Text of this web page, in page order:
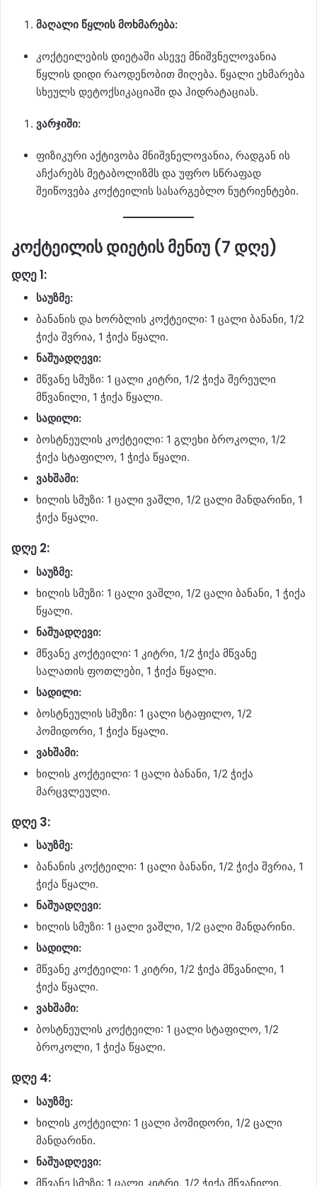
მაღალი წყლის მოხმარება:
კოქტეილების დიეტაში ასევე მნიშვნელოვანია
წყლის დიდი რაოდენობით მიღება. წყალი ეხმარება
სხეულს დეტოქსიკაციაში და ჰიდრატაციას.
ვარჯიში:
ფიზიკური აქტივობა მნიშვნელოვანია, რადგან ის
აჩქარებს მეტაბოლიზმს და უფრო სწრაფად
შეიწოვება კოქტეილის სასარგებლო ნუტრიენტები.
კოქტეილის დიეტის მენიუ (7 დღე)
დღე 1:
საუზმე:
ბანანის და ხორბლის კოქტეილი: 1 ცალი ბანანი, 1/2
ჭიქა შვრია, 1 ჭიქა წყალი.
ნაშუადღევი:
მწვანე სმუზი: 1 ცალი კიტრი, 1/2 ჭიქა შერეული
მწვანილი, 1 ჭიქა წყალი.
სადილი:
ბოსტნეულის კოქტეილი: 1 გლეხი ბროკოლი, 1/2
ჭიქა სტაფილო, 1 ჭიქა წყალი.
ვახშამი:
ხილის სმუზი: 1 ცალი ვაშლი, 1/2 ცალი მანდარინი, 1
ჭიქა წყალი.
დღე 2:
საუზმე:
ხილის სმუზი: 1 ცალი ვაშლი, 1/2 ცალი ბანანი, 1 ჭიქა
წყალი.
ნაშუადღევი:
მწვანე კოქტეილი: 1 კიტრი, 1/2 ჭიქა მწვანე
სალათის ფოთლები, 1 ჭიქა წყალი.
სადილი:
ბოსტნეულის სმუზი: 1 ცალი სტაფილო, 1/2
პომიდორი, 1 ჭიქა წყალი.
ვახშამი:
ხილის კოქტეილი: 1 ცალი ბანანი, 1/2 ჭიქა
მარცვლეული.
დღე 3:
საუზმე:
ბანანის კოქტეილი: 1 ცალი ბანანი, 1/2 ჭიქა შვრია, 1
ჭიქა წყალი.
ნაშუადღევი:
ხილის სმუზი: 1 ცალი ვაშლი, 1/2 ცალი მანდარინი.
სადილი:
მწვანე კოქტეილი: 1 კიტრი, 1/2 ჭიქა მწვანილი, 1
ჭიქა წყალი.
ვახშამი:
ბოსტნეულის კოქტეილი: 1 ცალი სტაფილო, 1/2
ბროკოლი, 1 ჭიქა წყალი.
დღე 4:
საუზმე:
ხილის კოქტეილი: 1 ცალი პომიდორი, 1/2 ცალი
მანდარინი.
ნაშუადღევი:
მწვანე სმუზი: 1 ცალი კიტრი, 1/2 ჭიქა მწვანილი.